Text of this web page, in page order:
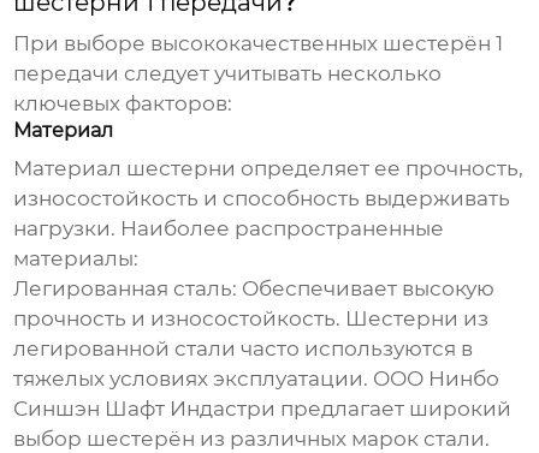
При выборе высококачественных шестерён 1
передачи следует учитывать несколько
ключевых факторов:
Материал
Материал шестерни определяет ее прочность,
износостойкость и способность выдерживать
нагрузки. Наиболее распространенные
материалы:
Легированная сталь: Обеспечивает высокую
прочность и износостойкость. Шестерни из
легированной стали часто используются в
тяжелых условиях эксплуатации. ООО Нинбо
Синшэн Шафт Индастри предлагает широкий
выбор шестерён из различных марок стали.